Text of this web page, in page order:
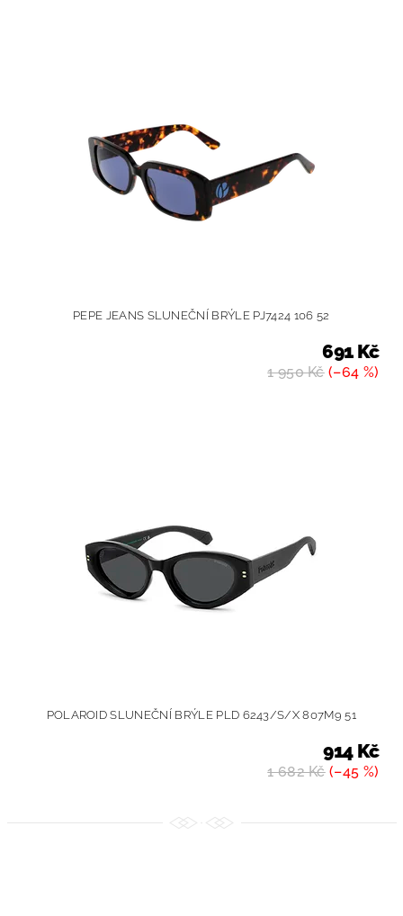
PEPE JEANS SLUNEČNÍ BRÝLE PJ7424 106 52
1 950 Kč(–64 %)
691 Kč
POLAROID SLUNEČNÍ BRÝLE PLD 6243/S/X 807M9 51
1 682 Kč(–45 %)
914 Kč